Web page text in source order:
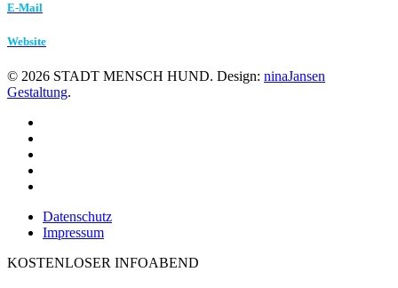
E-Mail
Website
© 2026 STADT MENSCH HUND. Design: ninaJansen
Gestaltung.
Datenschutz
Impressum
KOSTENLOSER INFOABEND